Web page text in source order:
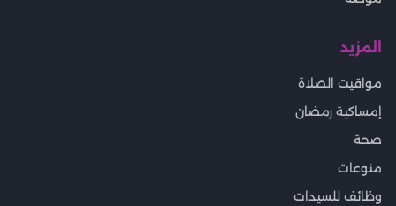
المزيد
مواقيت الصلاة
إمساكية رمضان
صحة
منوعات
وظائف للسيدات